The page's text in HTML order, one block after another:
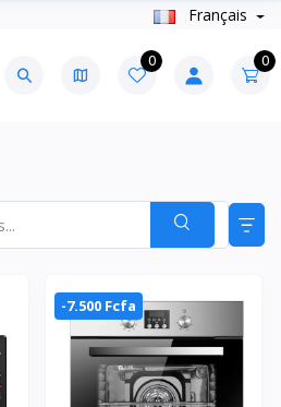
Français
0 0
-7.500 Fcfa